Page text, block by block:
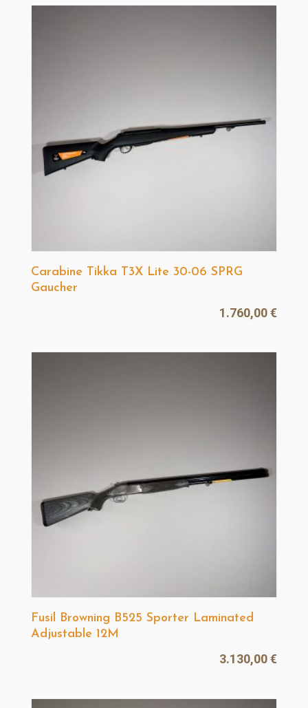
Carabine Tikka T3X Lite 30-06 SPRG
Gaucher
1.760,00€
Fusil Browning B525 Sporter Laminated
Adjustable 12M
3.130,00€